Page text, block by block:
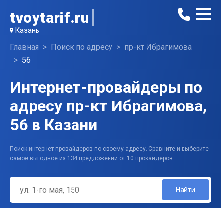
tvoytarif.ru
Казань
Главная Поиск по адресу
пр-кт Ибрагимова
56
Интернет-провайдеры по
адресу пр-кт Ибрагимова,
56 в Казани
Поиск интернет-провайдеров по своему адресу. Сравните и выберите
самое выгодное из 134 предложений от 10 провайдеров.
Найти